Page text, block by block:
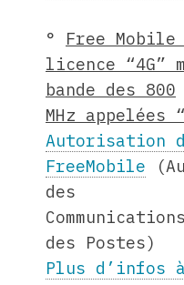
° Free Mobile
licence “4G”
bande des 800
MHz appelées
Autorisation
FreeMobile
des
des Postes)
Plus d’infos